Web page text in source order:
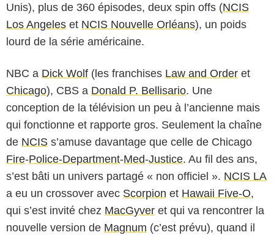
Unis), plus de 360 épisodes, deux spin offs (NCIS
Los Angeles et NCIS Nouvelle Orléans), un poids
lourd de la série américaine.
NBC a Dick Wolf (les franchises Law and Order et
Chicago), CBS a Donald P. Bellisario. Une
conception de la télévision un peu à l’ancienne mais
qui fonctionne et rapporte gros. Seulement la chaîne
de NCIS s’amuse davantage que celle de Chicago
Fire-Police-Department-Med-Justice. Au fil des ans,
s’est bâti un univers partagé « non officiel ». NCIS LA
a eu un crossover avec Scorpion et Hawaii Five-O,
qui s’est invité chez MacGyver et qui va rencontrer la
nouvelle version de Magnum (c’est prévu), quand il